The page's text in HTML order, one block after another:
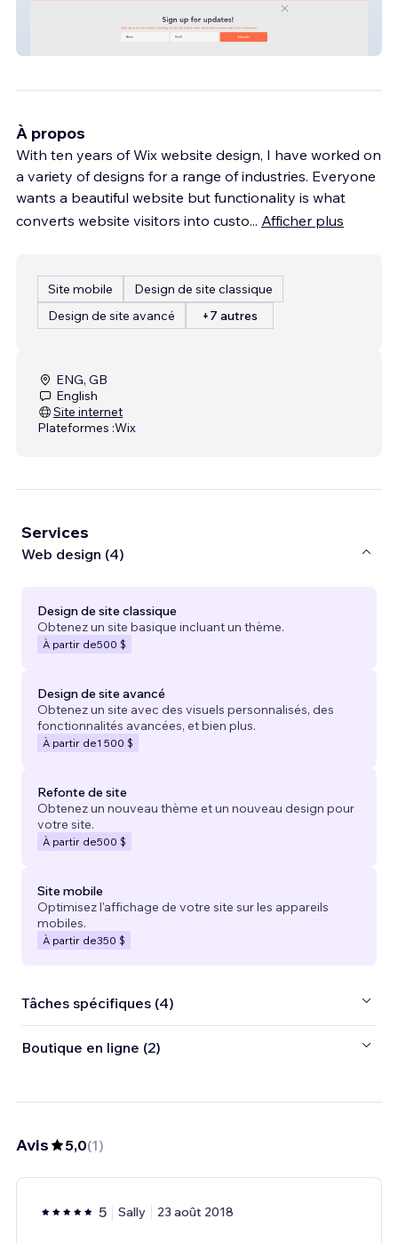
Narrative4Change
À propos
With ten years of Wix website design, I have worked on
a variety of designs for a range of industries. Everyone
wants a beautiful website but functionality is what
converts website visitors into custo... Afficher plus
Site mobile
Design de site classique
Design de site avancé
+7 autres
ENG, GB
English
Site internet
Plateformes :Wix
Services
Web design (4)
Design de site classique
Obtenez un site basique incluant un thème.
À partir de500 $
Design de site avancé
Obtenez un site avec des visuels personnalisés, des
fonctionnalités avancées, et bien plus.
À partir de1 500 $
Refonte de site
Obtenez un nouveau thème et un nouveau design pour
votre site.
À partir de500 $
Site mobile
Optimisez l'affichage de votre site sur les appareils
mobiles.
À partir de350 $
Tâches spécifiques (4)
Boutique en ligne (2)
Avis 5,0(1)
5 Sally 23 août 2018